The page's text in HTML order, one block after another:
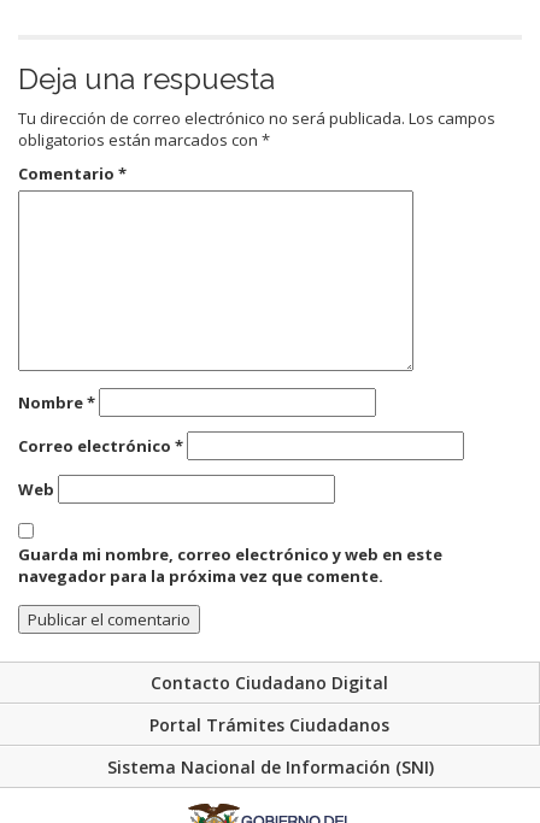
Deja una respuesta
Tu dirección de correo electrónico no será publicada. Los campos
obligatorios están marcados con *
Comentario *
Nombre*
Correo electrónico *
Web
Guarda mi nombre, correo electrónico y web en este
navegador para la próxima vez que comente.
Contacto Ciudadano Digital
Portal Trámites Ciudadanos
Sistema Nacional de Información (SNI)